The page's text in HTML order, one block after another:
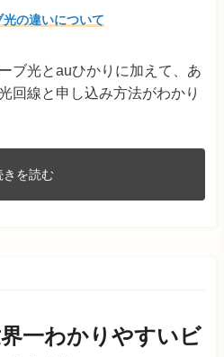
の違いについて
ブ光とauひかりに加えて、あ
回線と申し込み方法がわかり
きを読む
一わかりやすいビ